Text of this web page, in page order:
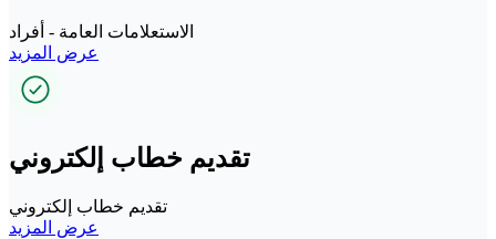
الاستعلامات العامة - أفراد
عرض المزيد
تقديم خطاب إلكتروني
تقديم خطاب إلكتروني
عرض المزيد